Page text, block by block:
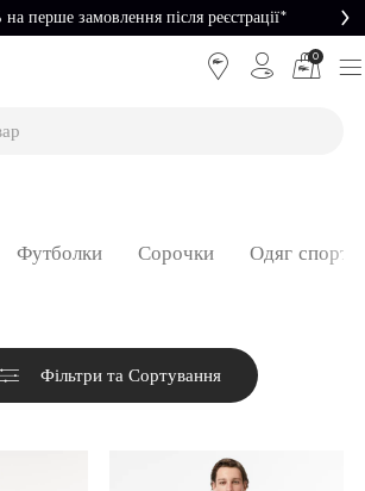
Легке повернення
0
Футболки Сорочки Одяг
Фільтри та Сортування